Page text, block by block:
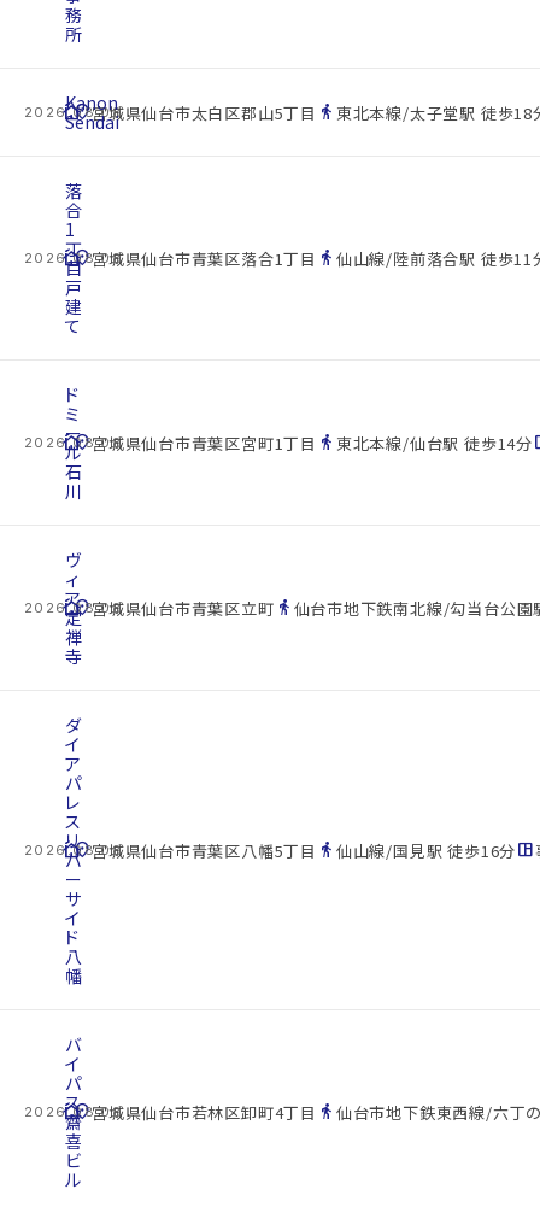
務
所
2026.08.08
cottage
Kanon
Sendai
location_on宮城県仙台市太白区郡山5丁目 directions_walk 東北本線/太子堂駅 徒歩18
2026.08.08
cottage
落
合
1
丁
目
戸
建
て
location_on宮城県仙台市青葉区落合1丁目 directions_walk 仙山線/陸前落合駅 徒歩11
2026.08.08
cottage
ド
ミ
ー
ル
石
川
location_on宮城県仙台市青葉区宮町1丁目 directions_walk 東北本線/仙台駅 徒歩14分
2026.08.08
cottage
ヴ
ィ
ア
定
禅
寺
location_on宮城県仙台市青葉区立町 directions_walk 仙台市地下鉄南北線/勾当台公園
2026.08.08
cottage
ダ
イ
ア
パ
レ
ス
リ
バ
ー
サ
イ
ド
八
幡
location_on宮城県仙台市青葉区八幡5丁目 directions_walk 仙山線/国見駅 徒歩16分space_dashboard
2026.08.08
cottage
バ
イ
パ
ス
齋
喜
ビ
ル
location_on宮城県仙台市若林区卸町4丁目 directions_walk 仙台市地下鉄東西線/六丁